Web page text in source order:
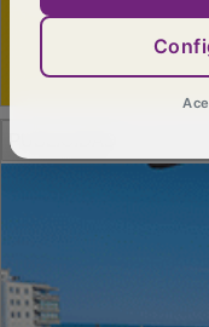
PUBLICIDAD